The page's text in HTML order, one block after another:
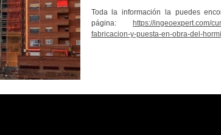
Toda la información la puedes
página:
https://ingeoexpert.com/
fabricacion-y-puesta-en-obra-del-